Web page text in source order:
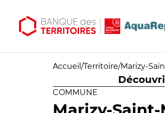
Accueil /Territoire/Marizy-
COMMUNE